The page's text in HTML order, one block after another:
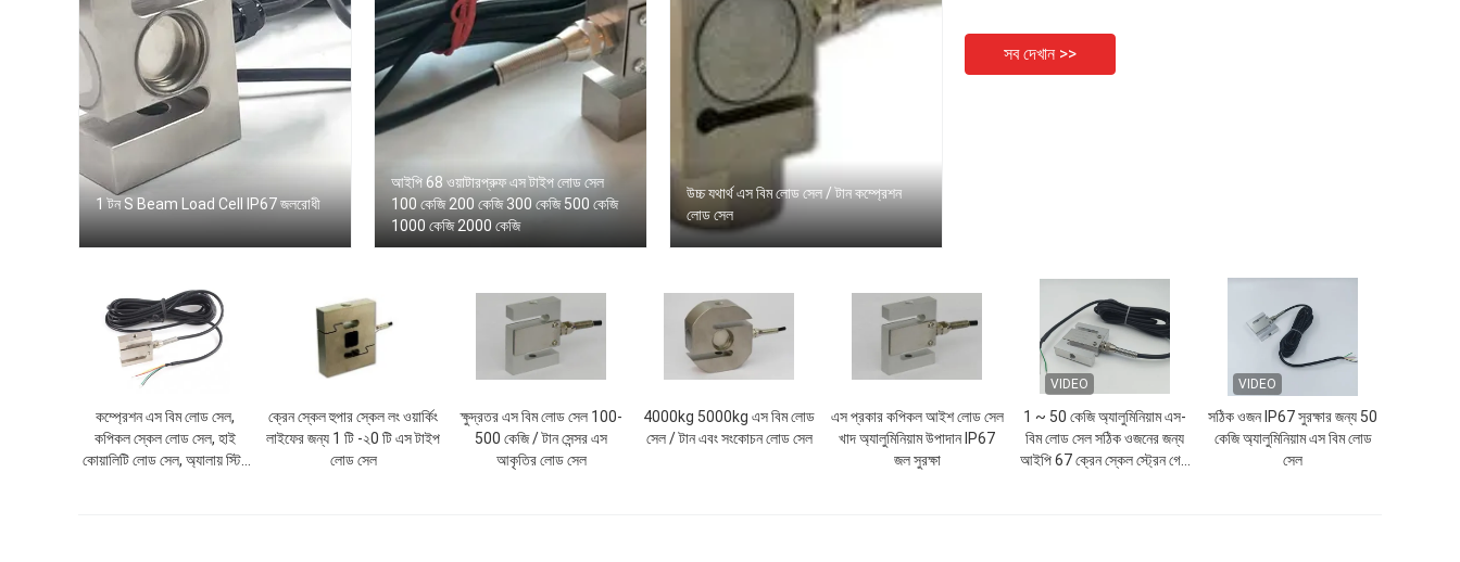
1 টন S Beam Load Cell IP67 জলরোধী
আইপি 68 ওয়াটারপ্রুফ এস টাইপ লোড সেল
100 কেজি 200 কেজি 300 কেজি 500 কেজি
1000 কেজি 2000 কেজি
উচ্চ যথার্থ এস বিম লোড সেল / টান কম্প্রেশন
লোড সেল
সব দেখান >>
কম্প্রেশন এস বিম লোড সেল,
কপিকল স্কেল লোড সেল, হাই
কোয়ালিটি লোড সেল, অ্যালায় স্টিল
ক্রেন স্কেল হুপার স্কেল লং ওয়ার্কিং
লাইফের জন্য 1 টি -২0 টি এস টাইপ
লোড সেল
ক্ষুদ্রতর এস বিম লোড সেল 100-
500 কেজি / টান সেন্সর এস
আকৃতির লোড সেল
4000kg 5000kg এস বিম লোড
সেল / টান এবং সংকোচন লোড সেল
এস প্রকার কপিকল আইশ লোড সেল
খাদ অ্যালুমিনিয়াম উপাদান IP67
জল সুরক্ষা
VIDEO
1 ~ 50 কেজি অ্যালুমিনিয়াম এস-
বিম লোড সেল সঠিক ওজনের জন্য
আইপি 67 ক্রেন স্কেল স্ট্রেন গেজ
VIDEO
সঠিক ওজন IP67 সুরক্ষার জন্য 50
কেজি অ্যালুমিনিয়াম এস বিম লোড
সেল